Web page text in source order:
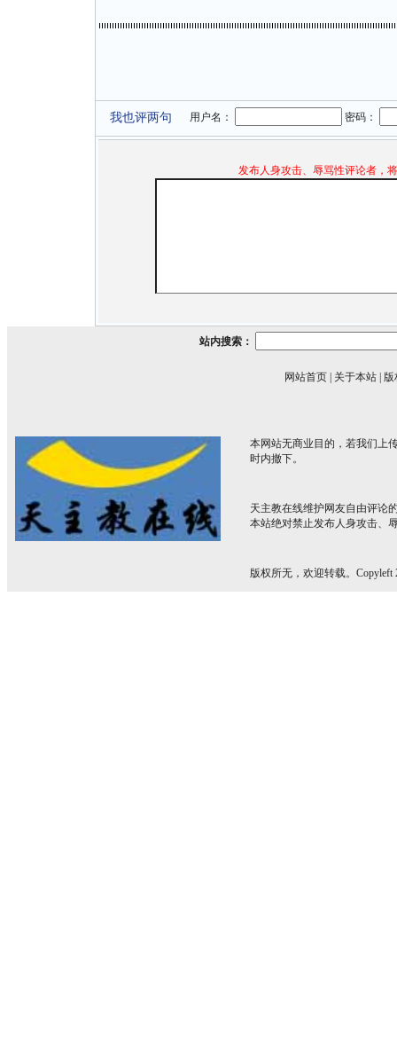
我也评两句 用户名： 密码：
发布人身攻击、辱骂性评论者，
站内搜索：
网站首页 关于本站 版
本网站无商业目的，若我们上
时内撤下。
天主教在线维护网友自由评论
本站绝对禁止发布人身攻击、
版权所无，欢迎转载。